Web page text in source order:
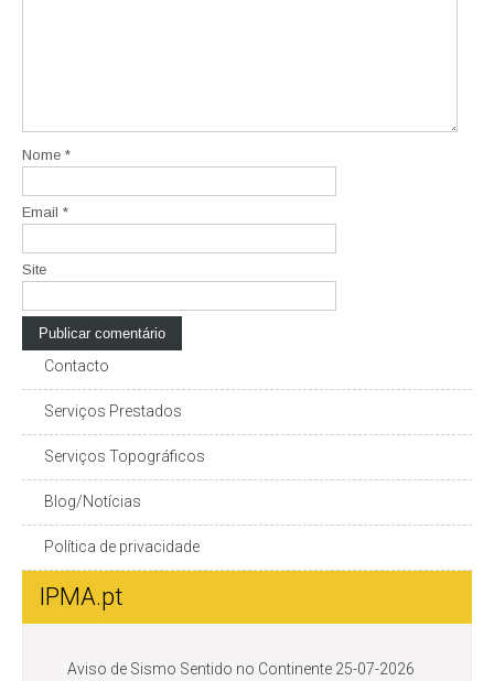
Nome *
Email *
Site
Contacto
Serviços Prestados
Serviços Topográficos
Blog/Notícias
Política de privacidade
IPMA.pt
Aviso de Sismo Sentido no Continente 25-07-2026